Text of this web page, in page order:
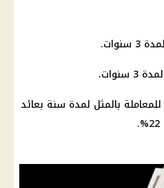
بالمثل لمدة سنة بعائد